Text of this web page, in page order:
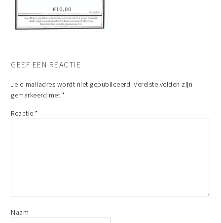
GEEF EEN REACTIE
Je e-mailadres wordt niet gepubliceerd. Vereiste velden zijn
gemarkeerd met *
Reactie*
Naam